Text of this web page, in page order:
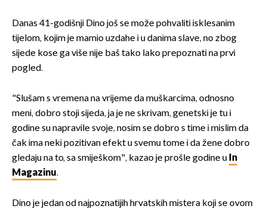
Danas 41-godišnji Dino još se može pohvaliti isklesanim
tijelom, kojim je mamio uzdahe i u danima slave, no zbog
sijede kose ga više nije baš tako lako prepoznati na prvi
pogled.
"Slušam s vremena na vrijeme da muškarcima, odnosno
meni, dobro stoji sijeda, ja je ne skrivam, genetski je tu i
godine su napravile svoje, nosim se dobro s time i mislim da
čak ima neki pozitivan efekt u svemu tome i da žene dobro
gledaju na to, sa smiješkom", kazao je prošle godine u In
Magazinu.
Dino je jedan od najpoznatijih hrvatskih mistera koji se ovom